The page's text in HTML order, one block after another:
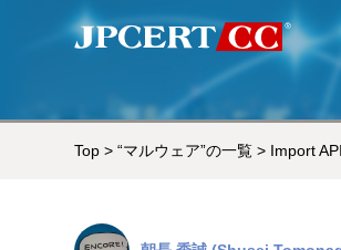
Top >“マルウェア”の一覧 > Import